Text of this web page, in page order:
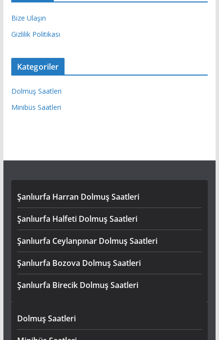
Bize Ulaşın
Gizlilik Politikası
Kategoriler
Dolmuş Saatleri
Minibüs Saatleri
Şanlıurfa Harran Dolmuş Saatleri
Şanlıurfa Halfeti Dolmuş Saatleri
Şanlıurfa Ceylanpınar Dolmuş Saatleri
Şanlıurfa Bozova Dolmuş Saatleri
Şanlıurfa Birecik Dolmuş Saatleri
Dolmuş Saatleri